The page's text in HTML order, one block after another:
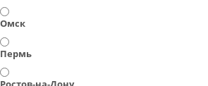
Омск
Пермь